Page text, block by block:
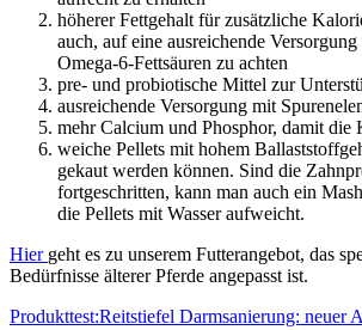
höherer Fettgehalt für zusätzliche
auch, auf eine ausreichende
Omega-6-Fettsäuren zu achten
pre- und probiotische Mittel zur
ausreichende Versorgung mit
mehr Calcium und Phosphor, damit die
weiche Pellets mit hohem
gekaut werden können. Sind die
fortgeschritten, kann man auch ein
die Pellets mit Wasser aufweicht.
Hier geht es zu unserem Futterangebot, das
Bedürfnisse älterer Pferde angepasst ist.
Produkttest:Reitstiefel Darmsanierung: neuer